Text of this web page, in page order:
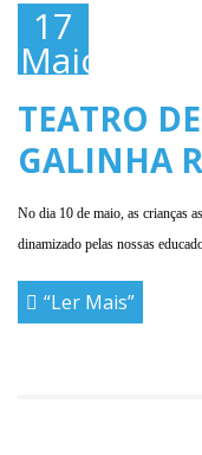
17
Maio,
2019
TEATRO
GALINHA
No dia 10 de maio, as crianças
dinamizado pelas nossas
“Ler Mais”